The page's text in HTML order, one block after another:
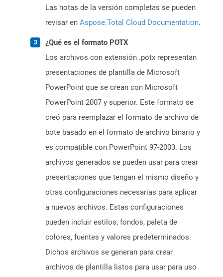
Las notas de la versión completas se pueden
revisar en Aspose.Total Cloud Documentation.
¿Qué es el formato POTX
Los archivos con extensión .potx representan
presentaciones de plantilla de Microsoft
PowerPoint que se crean con Microsoft
PowerPoint 2007 y superior. Este formato se
creó para reemplazar el formato de archivo de
bote basado en el formato de archivo binario y
es compatible con PowerPoint 97-2003. Los
archivos generados se pueden usar para crear
presentaciones que tengan el mismo diseño y
otras configuraciones necesarias para aplicar
a nuevos archivos. Estas configuraciones
pueden incluir estilos, fondos, paleta de
colores, fuentes y valores predeterminados.
Dichos archivos se generan para crear
archivos de plantilla listos para usar para uso